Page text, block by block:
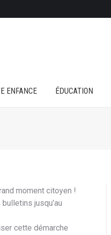
ENFANCE ÉDUCATION
moment citoyen !
jusqu’au
cette démarche
ENFANCE ÉDUCATION